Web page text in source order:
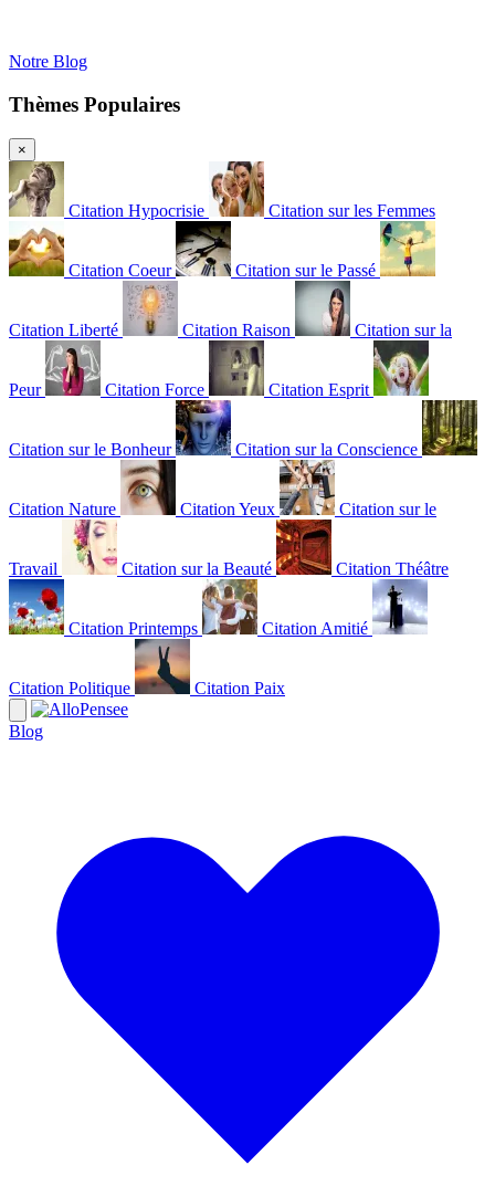
Notre Blog
Thèmes Populaires
×
Citation Hypocrisie Citation sur les Femmes
Citation Coeur Citation sur le Passé
Citation Liberté Citation Raison Citation sur la
Peur Citation Force Citation Esprit
Citation sur le Bonheur Citation sur la Conscience
Citation Nature Citation Yeux Citation sur le
Travail Citation sur la Beauté Citation Théâtre
Citation Printemps Citation Amitié
Citation Politique Citation Paix
Blog